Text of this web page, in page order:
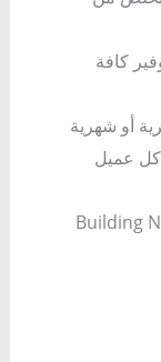
كافة
أو شهرية
عميل
Building